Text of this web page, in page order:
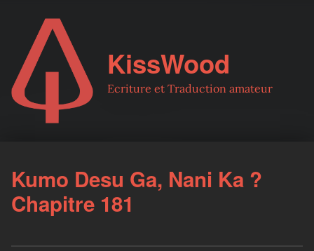
KissWood
Ecriture et Traduction amateur
Kumo Desu Ga, Nani Ka ?
Chapitre 181